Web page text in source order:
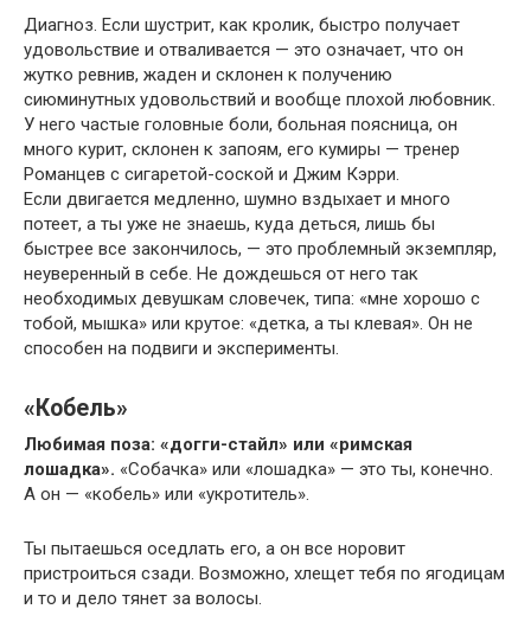
Диагноз. Если шустрит, как кролик, быстро получает
удовольствие и отваливается — это означает, что он
жутко ревнив, жаден и склонен к получению
сиюминутных удовольствий и вообще плохой любовник.
У него частые головные боли, больная поясница, он
много курит, склонен к запоям, его кумиры — тренер
Романцев с сигаретой-соской и Джим Кэрри.
Если двигается медленно, шумно вздыхает и много
потеет, а ты уже не знаешь, куда деться, лишь бы
быстрее все закончилось, — это проблемный экземпляр,
неуверенный в себе. Не дождешься от него так
необходимых девушкам словечек, типа: «мне хорошо с
тобой, мышка» или крутое: «детка, а ты клевая». Он не
способен на подвиги и эксперименты.
«Кобель»
Любимая поза: «догги-стайл» или «римская
лошадка». «Собачка» или «лошадка» — это ты, конечно.
А он — «кобель» или «укротитель».
Ты пытаешься оседлать его, а он все норовит
пристроиться сзади. Возможно, хлещет тебя по ягодицам
и то и дело тянет за волосы.